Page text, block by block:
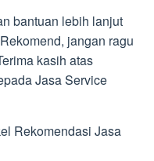
bantuan lebih lanjut
jangan ragu
kasih atas
Jasa Service
Rekomendasi Jasa